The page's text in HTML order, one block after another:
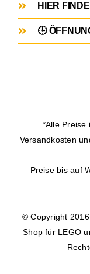
HIER
🕒
*Alle Preise
Versandkosten
Preise bis auf
© Copyright
Shop für LEGO